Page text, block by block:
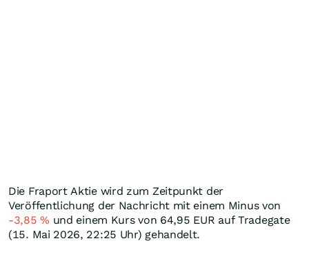
Die Fraport Aktie wird zum Zeitpunkt der
Veröffentlichung der Nachricht mit einem Minus von
-3,85% und einem Kurs von 64,95 EUR auf Tradegate
(15. Mai 2026, 22:25 Uhr) gehandelt.